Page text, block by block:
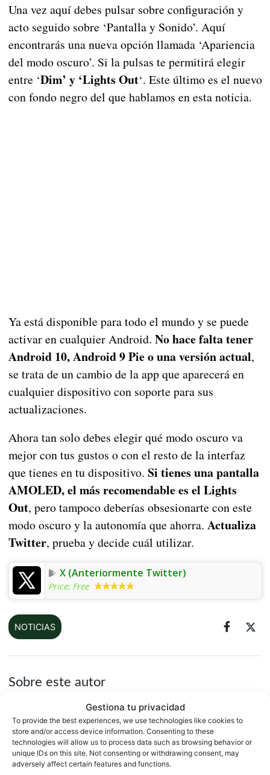
Gestiona tu privacidad
To provide the best experiences, we use technologies like cookies to
store and/or access device information. Consenting to these
technologies will allow us to process data such as browsing behavior or
unique IDs on this site. Not consenting or withdrawing consent, may
adversely affect certain features and functions.
Una vez aquí debes pulsar sobre configuración y
acto seguido sobre ‘Pantalla y Sonido’. Aquí
encontrarás una nueva opción llamada ‘Apariencia
del modo oscuro’. Si la pulsas te permitirá elegir
entre ‘Dim’ y ‘Lights Out‘. Este último es el nuevo
con fondo negro del que hablamos en esta noticia.
Ya está disponible para todo el mundo y se puede
activar en cualquier Android. No hace falta tener
Android 10, Android 9 Pie o una versión actual,
se trata de un cambio de la app que aparecerá en
cualquier dispositivo con soporte para sus
actualizaciones.
Ahora tan solo debes elegir qué modo oscuro va
mejor con tus gustos o con el resto de la interfaz
que tienes en tu dispositivo. Si tienes una pantalla
AMOLED, el más recomendable es el Lights
Out, pero tampoco deberías obsesionarte con este
modo oscuro y la autonomía que ahorra. Actualiza
Twitter, prueba y decide cuál utilizar.
X (Anteriormente Twitter)
Price: Free
NOTICIAS
Sobre este autor